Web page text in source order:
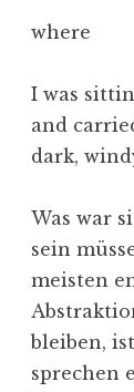
where
I was
and
dark,
Was war
sein
meisten
bleiben,
sprechen